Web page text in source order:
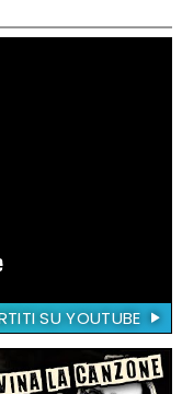
SU YOUTUBE